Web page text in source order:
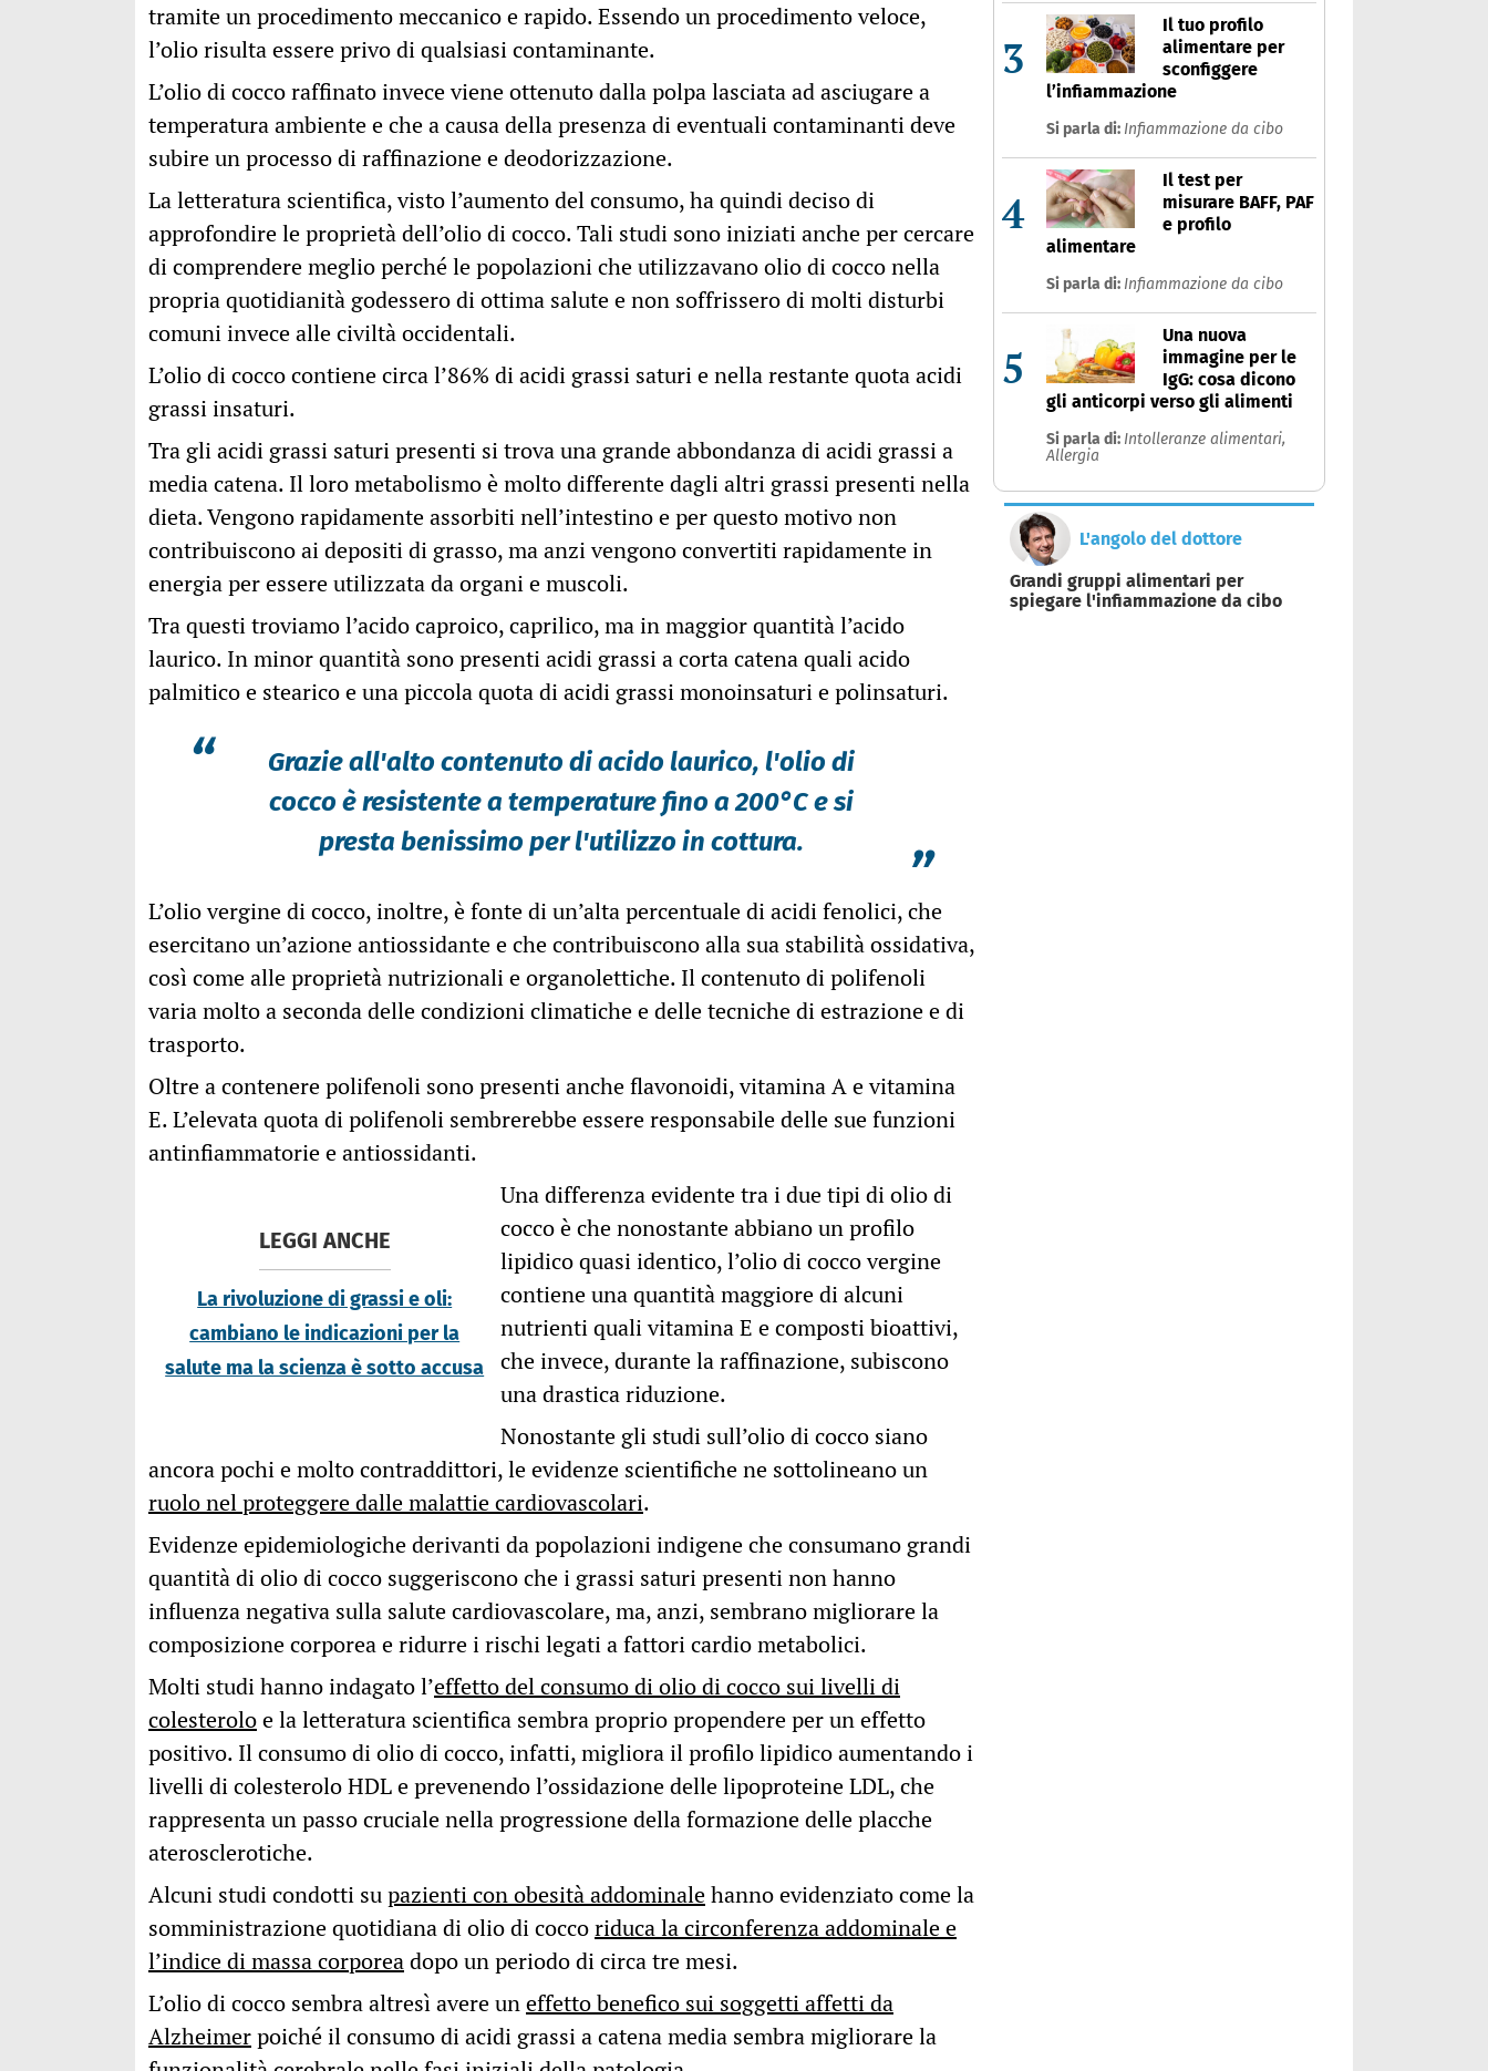
tramite un procedimento meccanico e rapido. Essendo un procedimento veloce,
l’olio risulta essere privo di qualsiasi contaminante.
L’olio di cocco raffinato invece viene ottenuto dalla polpa lasciata ad asciugare a
temperatura ambiente e che a causa della presenza di eventuali contaminanti deve
subire un processo di raffinazione e deodorizzazione.
La letteratura scientifica, visto l’aumento del consumo, ha quindi deciso di
approfondire le proprietà dell’olio di cocco. Tali studi sono iniziati anche per cercare
di comprendere meglio perché le popolazioni che utilizzavano olio di cocco nella
propria quotidianità godessero di ottima salute e non soffrissero di molti disturbi
comuni invece alle civiltà occidentali.
L’olio di cocco contiene circa l’86% di acidi grassi saturi e nella restante quota acidi
grassi insaturi.
Tra gli acidi grassi saturi presenti si trova una grande abbondanza di acidi grassi a
media catena. Il loro metabolismo è molto differente dagli altri grassi presenti nella
dieta. Vengono rapidamente assorbiti nell’intestino e per questo motivo non
contribuiscono ai depositi di grasso, ma anzi vengono convertiti rapidamente in
energia per essere utilizzata da organi e muscoli.
Tra questi troviamo l’acido caproico, caprilico, ma in maggior quantità l’acido
laurico. In minor quantità sono presenti acidi grassi a corta catena quali acido
palmitico e stearico e una piccola quota di acidi grassi monoinsaturi e polinsaturi.
“
Grazie all'alto contenuto di acido laurico, l'olio di
cocco è resistente a temperature fino a 200°C e si
presta benissimo per l'utilizzo in cottura.
”
L’olio vergine di cocco, inoltre, è fonte di un’alta percentuale di acidi fenolici, che
esercitano un’azione antiossidante e che contribuiscono alla sua stabilità ossidativa,
così come alle proprietà nutrizionali e organolettiche. Il contenuto di polifenoli
varia molto a seconda delle condizioni climatiche e delle tecniche di estrazione e di
trasporto.
Oltre a contenere polifenoli sono presenti anche flavonoidi, vitamina A e vitamina
E. L’elevata quota di polifenoli sembrerebbe essere responsabile delle sue funzioni
antinfiammatorie e antiossidanti.
LEGGI ANCHE
La rivoluzione di grassi e oli:
cambiano le indicazioni per la
salute ma la scienza è sotto accusa
Una differenza evidente tra i due tipi di olio di
cocco è che nonostante abbiano un profilo
lipidico quasi identico, l’olio di cocco vergine
contiene una quantità maggiore di alcuni
nutrienti quali vitamina E e composti bioattivi,
che invece, durante la raffinazione, subiscono
una drastica riduzione.
Nonostante gli studi sull’olio di cocco siano
ancora pochi e molto contraddittori, le evidenze scientifiche ne sottolineano un
ruolo nel proteggere dalle malattie cardiovascolari.
Evidenze epidemiologiche derivanti da popolazioni indigene che consumano grandi
quantità di olio di cocco suggeriscono che i grassi saturi presenti non hanno
influenza negativa sulla salute cardiovascolare, ma, anzi, sembrano migliorare la
composizione corporea e ridurre i rischi legati a fattori cardio metabolici.
Molti studi hanno indagato l’effetto del consumo di olio di cocco sui livelli di
colesteroloe la letteratura scientifica sembra proprio propendere per un effetto
positivo. Il consumo di olio di cocco, infatti, migliora il profilo lipidico aumentando i
livelli di colesterolo HDL e prevenendo l’ossidazione delle lipoproteine LDL, che
rappresenta un passo cruciale nella progressione della formazione delle placche
aterosclerotiche.
Alcuni studi condotti supazienti con obesità addominalehanno evidenziato come la
somministrazione quotidiana di olio di coccoriduca la circonferenza addominale e
l’indice di massa corporeadopo un periodo di circa tre mesi.
L’olio di cocco sembra altresì avere uneffetto benefico sui soggetti affetti da
Alzheimerpoiché il consumo di acidi grassi a catena media sembra migliorare la
3
Il tuo profilo
alimentare per
sconfiggere
l’infiammazione
Si parla di: Infiammazione da cibo
4
Il test per
misurare BAFF, PAF
e profilo
alimentare
Si parla di: Infiammazione da cibo
5
Una nuova
immagine per le
IgG: cosa dicono
gli anticorpi verso gli alimenti
Si parla di: Intolleranze alimentari,
Allergia
L'angolo del dottore
Grandi gruppi alimentari per
spiegare l'infiammazione da cibo